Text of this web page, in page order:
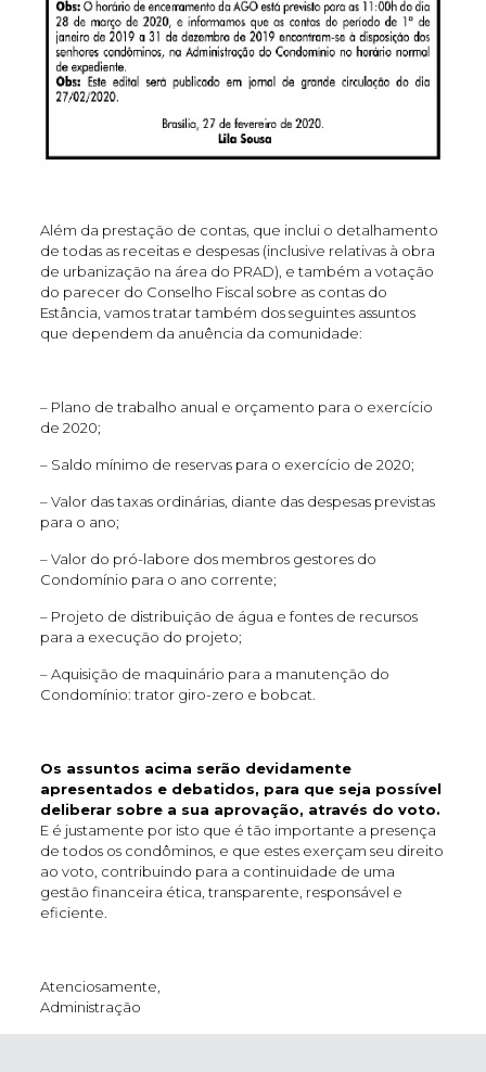
Além da prestação de contas, que inclui o detalhamento
de todas as receitas e despesas (inclusive relativas à obra
de urbanização na área do PRAD), e também a votação
do parecer do Conselho Fiscal sobre as contas do
Estância, vamos tratar também dos seguintes assuntos
que dependem da anuência da comunidade:
– Plano de trabalho anual e orçamento para o exercício
de 2020;
– Saldo mínimo de reservas para o exercício de 2020;
– Valor das taxas ordinárias, diante das despesas previstas
para o ano;
– Valor do pró-labore dos membros gestores do
Condomínio para o ano corrente;
– Projeto de distribuição de água e fontes de recursos
para a execução do projeto;
– Aquisição de maquinário para a manutenção do
Condomínio: trator giro-zero e bobcat.
Os assuntos acima serão devidamente
apresentados e debatidos, para que seja possível
deliberar sobre a sua aprovação, através do voto.
E é justamente por isto que é tão importante a presença
de todos os condôminos, e que estes exerçam seu direito
ao voto, contribuindo para a continuidade de uma
gestão financeira ética, transparente, responsável e
eficiente.
Atenciosamente,
Administração